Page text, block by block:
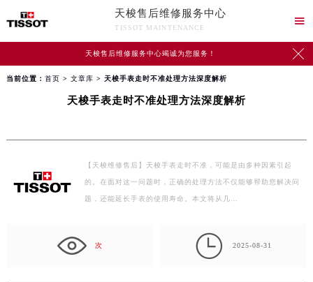
天梭售后维修服务中心
TISSOT MAINTENANCE

天梭售后维修服务中心竭诚为您服务！ 
当前位置： 首页 > 文章库 > 天梭手表走时不准处理方法深度解析
天梭手表走时不准处理方法深度解析
【天梭维修售后】天梭手表走时不准，可能是由多种因素引起
的。在面对这一问题时，正确的处理方法不仅能够帮助您解决问
题，还能延长手表的使用寿命。本文将从几…
次  2025-08-31